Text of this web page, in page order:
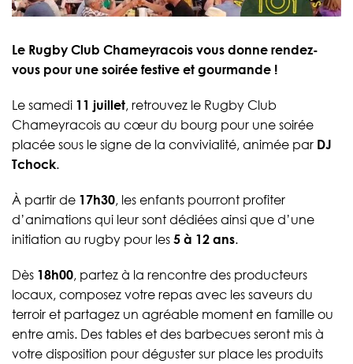
Le Rugby Club Chameyracois vous donne rendez-
vous pour une soirée festive et gourmande !
Le samedi 11 juillet, retrouvez le Rugby Club
Chameyracois au cœur du bourg pour une soirée
placée sous le signe de la convivialité, animée par DJ
Tchock.
À partir de 17h30, les enfants pourront profiter
d’animations qui leur sont dédiées ainsi que d’une
initiation au rugby pour les 5 à 12 ans.
Dès 18h00, partez à la rencontre des producteurs
locaux, composez votre repas avec les saveurs du
terroir et partagez un agréable moment en famille ou
entre amis. Des tables et des barbecues seront mis à
votre disposition pour déguster sur place les produits